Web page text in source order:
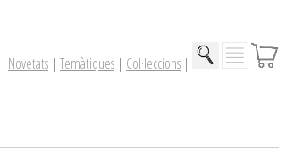
Novetats | Temàtiques | Col·leccions |